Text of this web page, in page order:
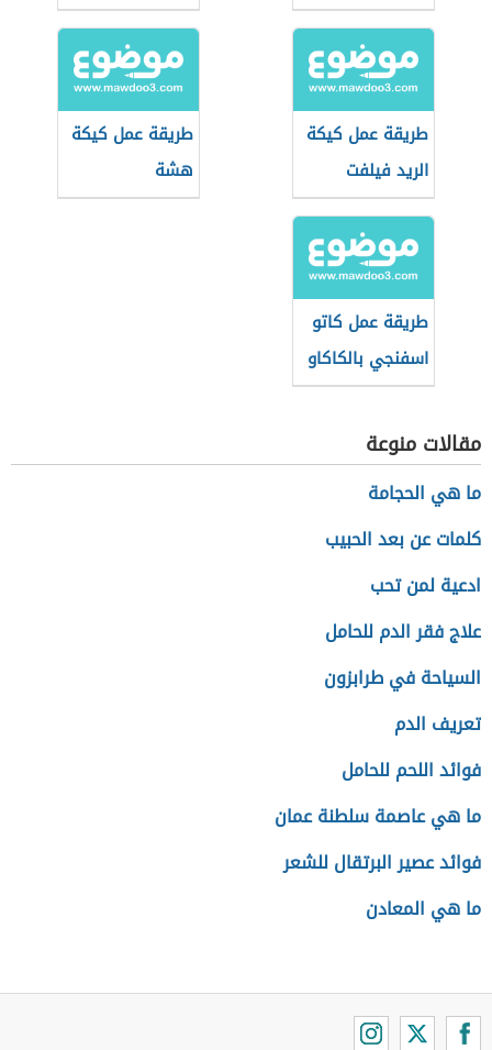
طريقة عمل كيكة
الريد فيلفت
طريقة عمل كيكة
هشة
طريقة عمل كاتو
اسفنجي بالكاكاو
مقالات منوعة
ما هي الحجامة
كلمات عن بعد الحبيب
ادعية لمن تحب
علاج فقر الدم للحامل
السياحة في طرابزون
تعريف الدم
فوائد اللحم للحامل
ما هي عاصمة سلطنة عمان
فوائد عصير البرتقال للشعر
ما هي المعادن